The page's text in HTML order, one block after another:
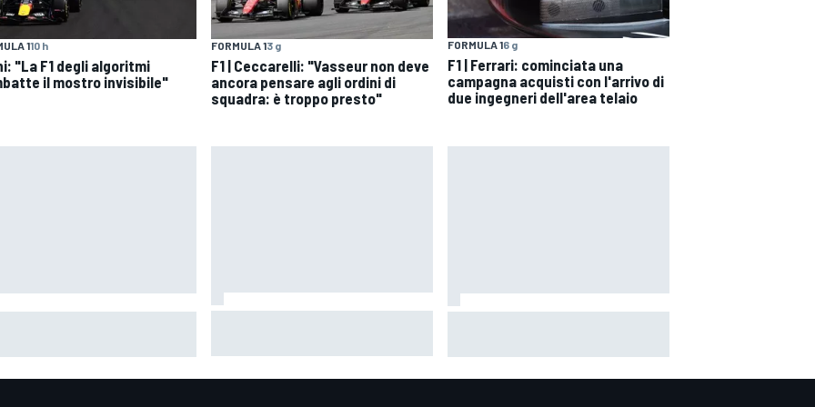
110 h
"La F1 degli algoritmi
il mostro invisibile"
FORMULA 13 g
F1 | Ceccarelli: "Vasseur non deve
ancora pensare agli ordini di
squadra: è troppo presto"
FORMULA 16 g
F1 | Ferrari: cominciata una
campagna acquisti con l'arrivo di
due ingegneri dell'area telaio
domani sarà meglio"
degrado"
pensare di potermela giocare"